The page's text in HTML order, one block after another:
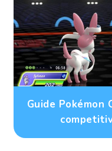
Guide Pokémon